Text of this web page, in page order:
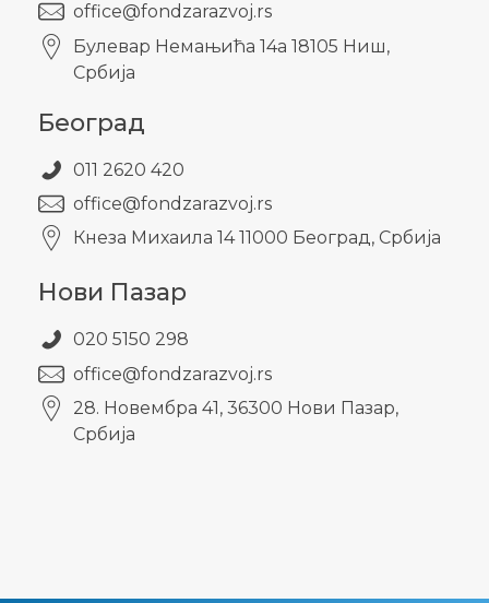
office@fondzarazvoj.rs
Булевар Немањића 14а 18105 Ниш,
Србија
Београд
011 2620 420
office@fondzarazvoj.rs
Кнезa Михаила 14 11000 Београд, Србија
Нови Пазар
020 5150 298
office@fondzarazvoj.rs
28. Новембра 41, 36300 Нови Пазар,
Србија